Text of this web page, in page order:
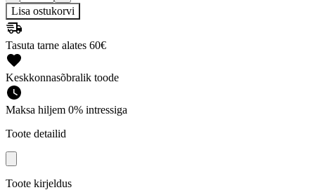
Lisa ostukorvi
Tasuta tarne alates 60€
Keskkonnasõbralik toode
Maksa hiljem 0% intressiga
Toote detailid
Toote kirjeldus